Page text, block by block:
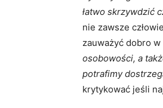
łatwo skrzywdzić
nie zawsze
zauważyć dobro
osobowości, a
potrafimy
krytykować jeśli